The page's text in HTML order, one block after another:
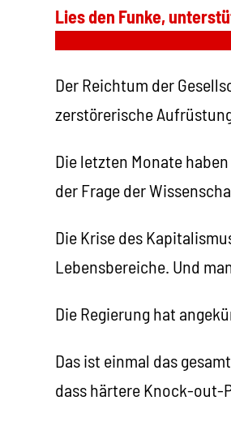
Lies den Funke,
Der Reichtum der
zerstörerische
Die letzten Monate
der Frage der
Die Krise des
Lebensbereiche. Und
Die Regierung hat
Das ist einmal das
dass härtere Knock-out-